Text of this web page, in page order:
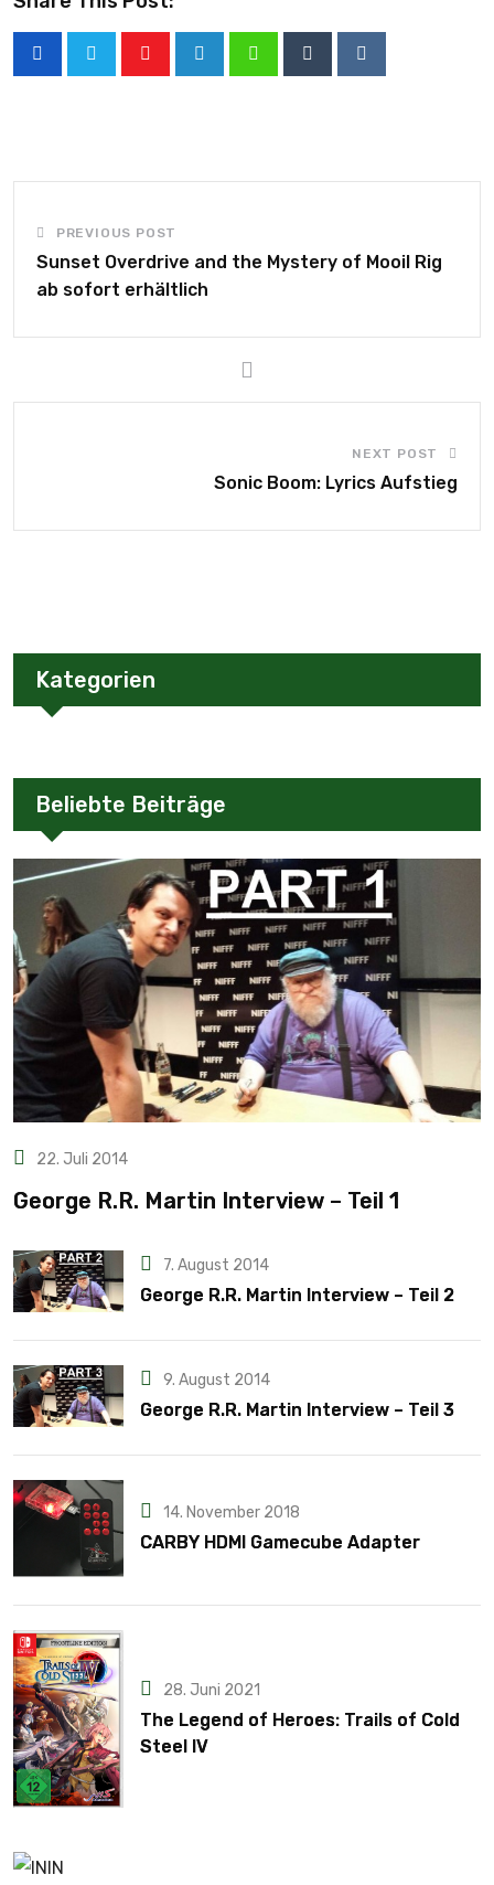
PREVIOUS POST
Sunset Overdrive and the Mystery of Mooil Rig
ab sofort erhältlich
NEXT POST
Sonic Boom: Lyrics Aufstieg
Kategorien
Beliebte Beiträge
22. Juli 2014
George R.R. Martin Interview – Teil 1
7. August 2014
George R.R. Martin Interview – Teil 2
9. August 2014
George R.R. Martin Interview – Teil 3
14. November 2018
CARBY HDMI Gamecube Adapter
28. Juni 2021
The Legend of Heroes: Trails of Cold
Steel IV